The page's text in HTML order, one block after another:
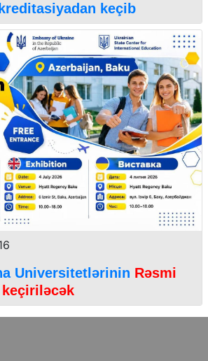
keçib
Universitetlərinin Rəsmi